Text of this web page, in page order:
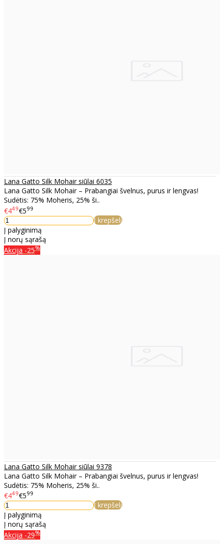
Lana Gatto Silk Mohair siūlai 6035
Lana Gatto Silk Mohair – Prabangiai švelnus, purus ir lengvas!
Sudėtis: 75% Moheris, 25% ši..
€449€599
Į krepšelį
Į palyginimą
Į norų sąrašą
Akcija -25%
Lana Gatto Silk Mohair siūlai 9378
Lana Gatto Silk Mohair – Prabangiai švelnus, purus ir lengvas!
Sudėtis: 75% Moheris, 25% ši..
€449€599
Į krepšelį
Į palyginimą
Į norų sąrašą
Akcija -29%